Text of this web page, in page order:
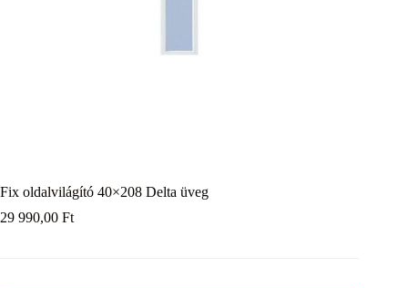
Fix oldalvilágító 40×208 Delta üveg
29 990,00 Ft